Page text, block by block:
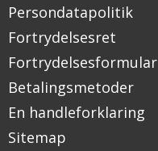
Persondatapolitik
Fortrydelsesret
Fortrydelsesformular
Betalingsmetoder
En handleforklaring
Sitemap